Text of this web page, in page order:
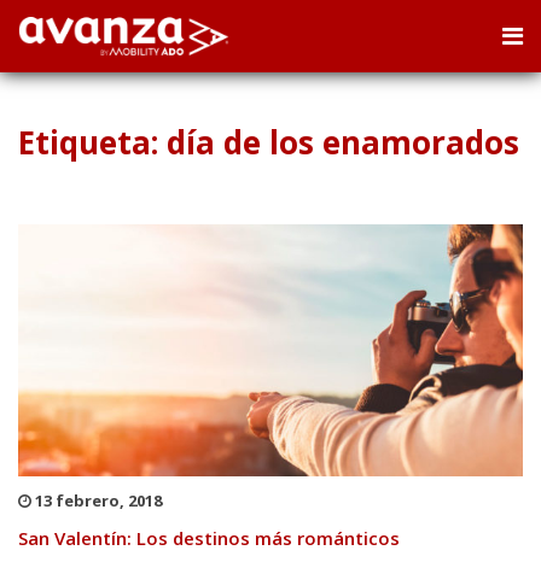
Etiqueta: día de los enamorados
13 febrero, 2018
San Valentín: Los destinos más románticos